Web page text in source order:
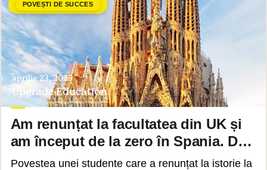
POVEȘTI DE SUCCES
aprilie 23, 2025
Upgrade Education
Am renunțat la facultatea din UK și
am început de la zero în Spania. De
ce?
Povestea unei studente care a renunțat la istorie la